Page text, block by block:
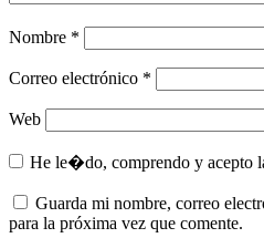
Nombre *
Correo electrónico *
Web
He le�do, comprendo y acepto
Guarda mi nombre, correo
para la próxima vez que comente.